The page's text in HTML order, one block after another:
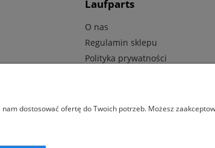
Laufparts
O nas
Regulamin sklepu
Polityka prywatności
dostosować ofertę do Twoich potrzeb. Możesz